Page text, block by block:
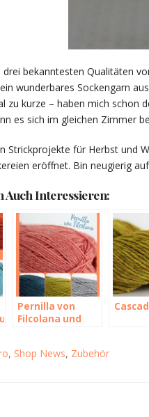
bekanntesten Qualitäten
wunderbares Sockengarn
zu kurze – haben mich schon
es sich im gleichen Zimmer
Strickprojekte für Herbst und
eröffnet. Bin neugierig
Auch Interessieren:
Pernilla von
Filcolana und
, Shop News, Zubehör